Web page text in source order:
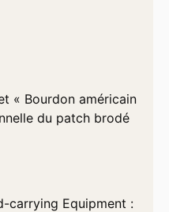
« Bourdon américain
du patch brodé
carrying Equipment :